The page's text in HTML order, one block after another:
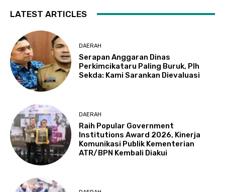
LATEST ARTICLES
DAERAH
Serapan Anggaran Dinas
Perkimcikataru Paling Buruk, Plh
Sekda: Kami Sarankan Dievaluasi
DAERAH
Raih Popular Government
Institutions Award 2026, Kinerja
Komunikasi Publik Kementerian
ATR/BPN Kembali Diakui